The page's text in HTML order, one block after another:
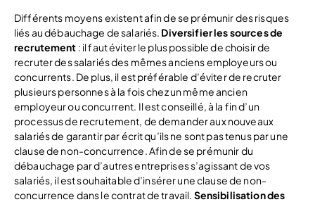
Différents moyens existent afin de se prémunir des risques
liés au débauchage de salariés. Diversifier les sources de
recrutement : il faut éviter le plus possible de choisir de
recruter des salariés des mêmes anciens employeurs ou
concurrents. De plus, il est préférable d’éviter de recruter
plusieurs personnes à la fois chez un même ancien
employeur ou concurrent. Il est conseillé, à la fin d’un
processus de recrutement, de demander aux nouveaux
salariés de garantir par écrit qu’ils ne sont pas tenus par une
clause de non-concurrence. Afin de se prémunir du
débauchage par d’autres entreprises s’agissant de vos
salariés, il est souhaitable d’insérer une clause de non-
concurrence dans le contrat de travail. Sensibilisation des